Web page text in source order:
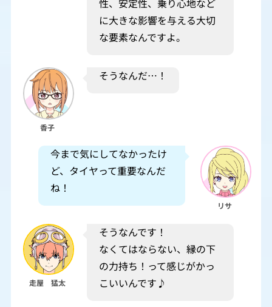
に大きな影響を与える大切
な要素なんですよ。
香子
そうなんだ…！
今まで気にしてなかったけ
ど、タイヤって重要なんだ
ね！
リサ
走屋 猛太
そうなんです！
なくてはならない、縁の下
の力持ち！って感じがかっ
こいいんです♪